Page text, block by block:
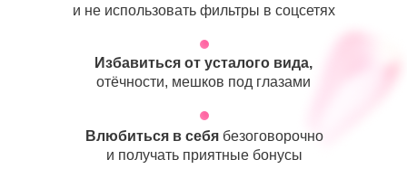
и не использовать фильтры в соцсетях
Избавиться от усталого вида,
отёчности, мешков под глазами
Влюбиться в себябезоговорочно
и получать приятные бонусы